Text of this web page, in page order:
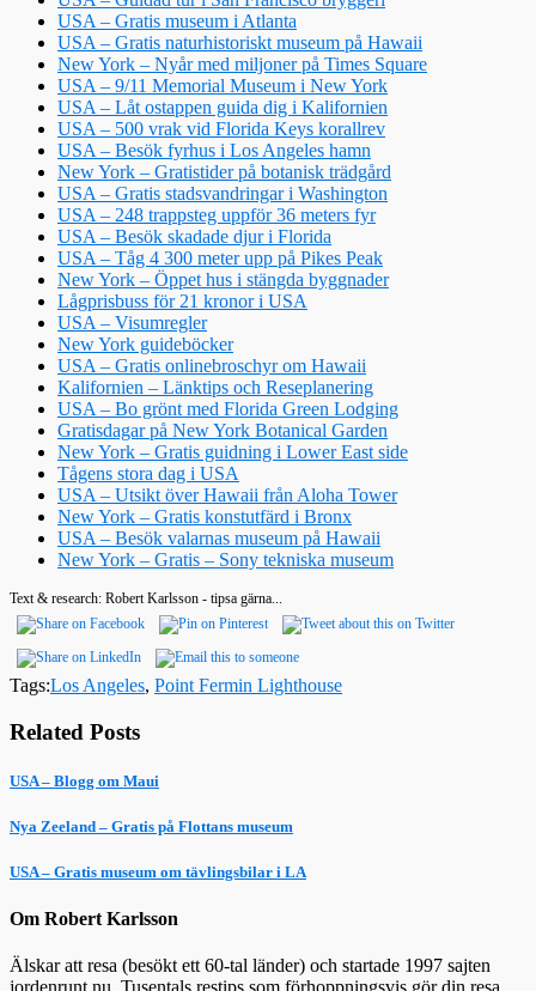
USA – Gratis museum i Atlanta
USA – Gratis naturhistoriskt museum på Hawaii
New York – Nyår med miljoner på Times Square
USA – 9/11 Memorial Museum i New York
USA – Låt ostappen guida dig i Kalifornien
USA – 500 vrak vid Florida Keys korallrev
USA – Besök fyrhus i Los Angeles hamn
New York – Gratistider på botanisk trädgård
USA – Gratis stadsvandringar i Washington
USA – 248 trappsteg uppför 36 meters fyr
USA – Besök skadade djur i Florida
USA – Tåg 4 300 meter upp på Pikes Peak
New York – Öppet hus i stängda byggnader
Lågprisbuss för 21 kronor i USA
USA – Visumregler
New York guideböcker
USA – Gratis onlinebroschyr om Hawaii
Kalifornien – Länktips och Reseplanering
USA – Bo grönt med Florida Green Lodging
Gratisdagar på New York Botanical Garden
New York – Gratis guidning i Lower East side
Tågens stora dag i USA
USA – Utsikt över Hawaii från Aloha Tower
New York – Gratis konstutfärd i Bronx
USA – Besök valarnas museum på Hawaii
New York – Gratis – Sony tekniska museum
Text & research: Robert Karlsson - tipsa gärna...
Tags:Los Angeles, Point Fermin Lighthouse
Related Posts
USA – Blogg om Maui
Nya Zeeland – Gratis på Flottans museum
USA – Gratis museum om tävlingsbilar i LA
Om Robert Karlsson
Älskar att resa (besökt ett 60-tal länder) och startade 1997 sajten